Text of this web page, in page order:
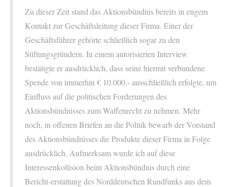
Zu dieser Zeit stand das Aktionsbündnis bereits in engem
Kontakt zur Geschäftsleitung dieser Firma. Einer der
Geschäftsführer gehörte schließlich sogar zu den
Stiftungsgründern. In einem autorisierten Interview
bestätigte er ausdrücklich, dass seine hiermit verbundene
Spende von immerhin € 10.000,- ausschließlich erfolgte, um
Einfluss auf die politischen Forderungen des
Aktionsbündnisses zum Waffenrecht zu nehmen. Mehr
noch, in offenen Briefen an die Politik bewarb der Vorstand
des Aktionsbündnisses die Produkte dieser Firma in Folge
ausdrücklich. Aufmerksam wurde ich auf diese
Interessenkollision beim Aktionsbündnis durch eine
Bericht-erstattung des Norddeutschen Rundfunks aus dem